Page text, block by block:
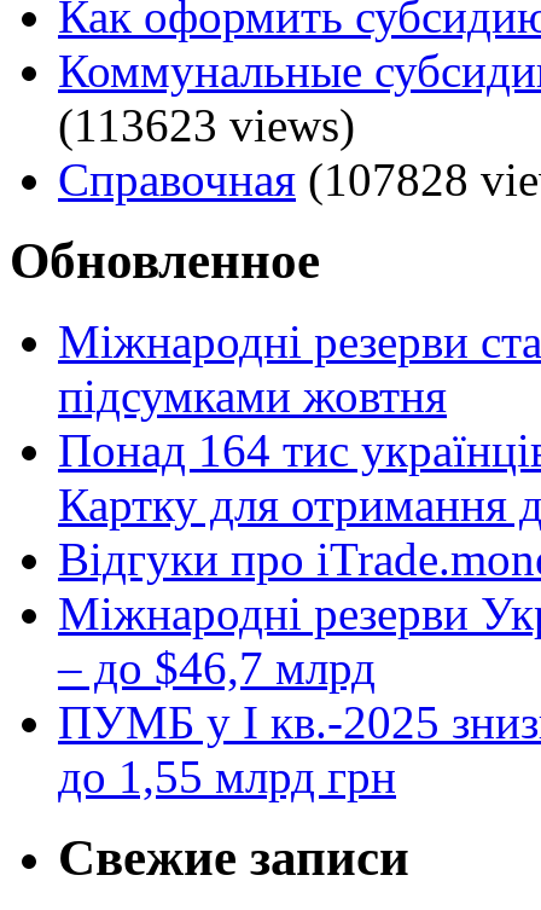
Как оформить
Коммунальные
(113623 views)
Справочная (107828
Обновленное
Міжнародні резерви
підсумками жовтня
Понад 164 тис
Картку для
Відгуки про
Міжнародні резерви
– до $46,7 млрд
ПУМБ у I кв.-2025
до 1,55 млрд грн
Свежие записи